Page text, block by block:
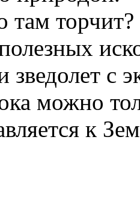
там
зведолет с
можно
к